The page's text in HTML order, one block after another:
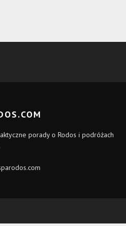
porady o Rodos i podróżach